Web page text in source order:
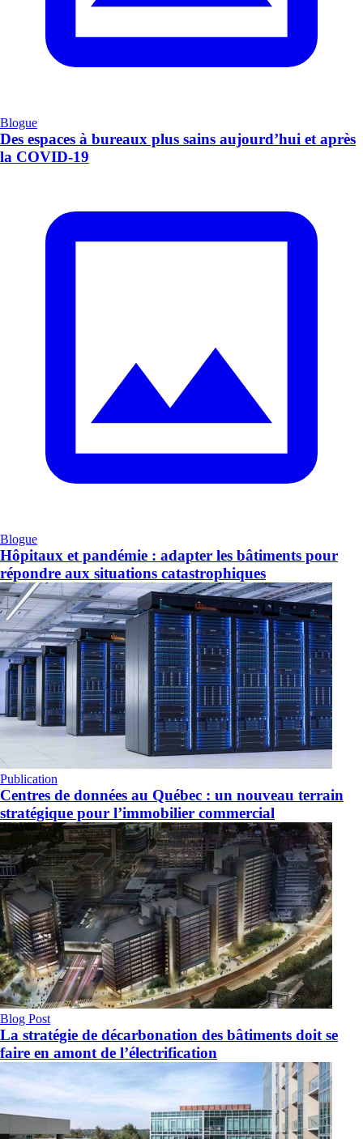
Blogue
Des espaces à bureaux plus sains aujourd’hui et après
la COVID-19
Blogue
Hôpitaux et pandémie : adapter les bâtiments pour
répondre aux situations catastrophiques
Publication
Centres de données au Québec : un nouveau terrain
stratégique pour l’immobilier commercial
Blog Post
La stratégie de décarbonation des bâtiments doit se
faire en amont de l’électrification